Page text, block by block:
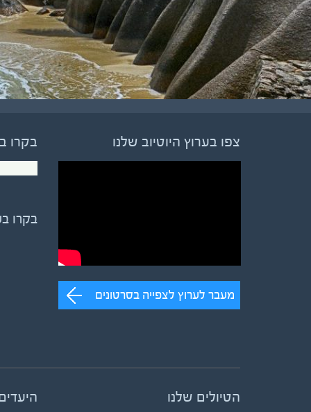
צפו בערוץ היוטיוב שלנו
מעבר לערוץ לצפייה בסרטונים
בקרו
בקרו
הטיולים שלנו